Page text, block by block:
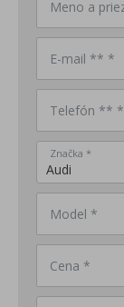
Meno a
E-mail ** *
Telefón ** *
Značka *
Model *
Cena *